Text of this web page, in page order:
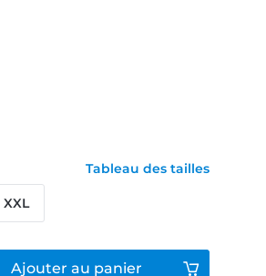
Tableau des tailles
XXL
Ajouter au panier